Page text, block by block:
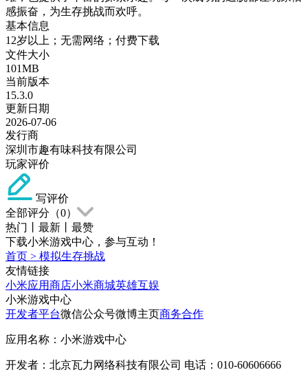
感振奋，为生存挑战而欢呼。
基本信息
12岁以上；无需网络；付费下载
文件大小
101MB
当前版本
15.3.0
更新日期
2026-07-06
发行商
深圳市趣有味科技有限公司
玩家评价
写评价
全部评分（0）
热门
最新
最赞
下载小米游戏中心，参与互动！
首页 > 模拟生存挑战
友情链接
小米应用商店小米商城英雄互娱
小米游戏中心
开发者平台微信公众号微博主页商务合作
应用名称：小米游戏中心
开发者：北京瓦力网络科技有限公司 电话：010-60606666